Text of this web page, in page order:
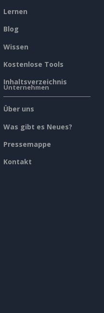
Lernen
Blog
Wissen
Kostenlose Tools
Inhaltsverzeichnis
Unternehmen
Über uns
Was gibt es Neues?
Pressemappe
Kontakt